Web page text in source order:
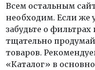
Всем остальным
необходим. Если же
забудьте о
тщательно
товаров.
«Каталог» в